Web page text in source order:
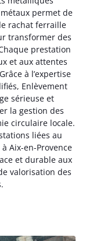
permet de
rachat ferraille
transformer des
prestation
et aux attentes
à l’expertise
Enlèvement
sérieuse et
la gestion des
circulaire locale.
liées au
Aix-en-Provence
et durable aux
valorisation des